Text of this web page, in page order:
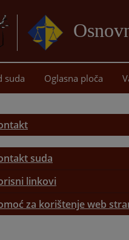
suda Oglasna ploča
suda
suda
pravosudnih
linkovi
linkovi
za korištenje web